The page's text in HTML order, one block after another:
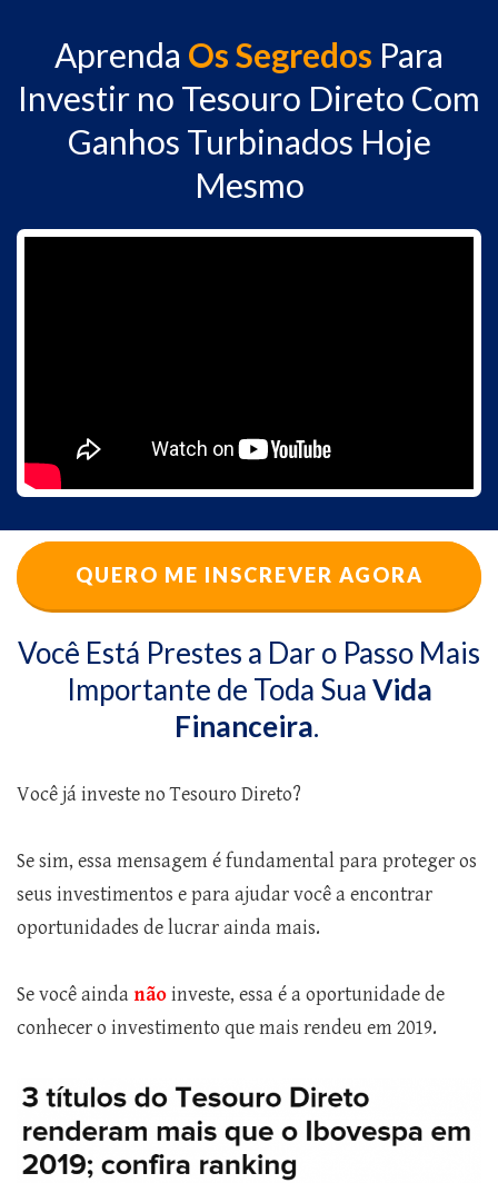
Aprenda Os Segredos Para
Investir no Tesouro Direto Com
Ganhos Turbinados Hoje
Mesmo
QUERO ME INSCREVER AGORA
Você Está Prestes a Dar o Passo Mais
Importante de Toda SuaVida
Financeira.
Você já investe no Tesouro Direto?
Se sim, essa mensagem é fundamental para proteger os
seus investimentos e para ajudar você a encontrar
oportunidades de lucrar ainda mais.
Se você aindanãoinveste, essa é a oportunidade de
conhecer o investimento que mais rendeu em 2019.